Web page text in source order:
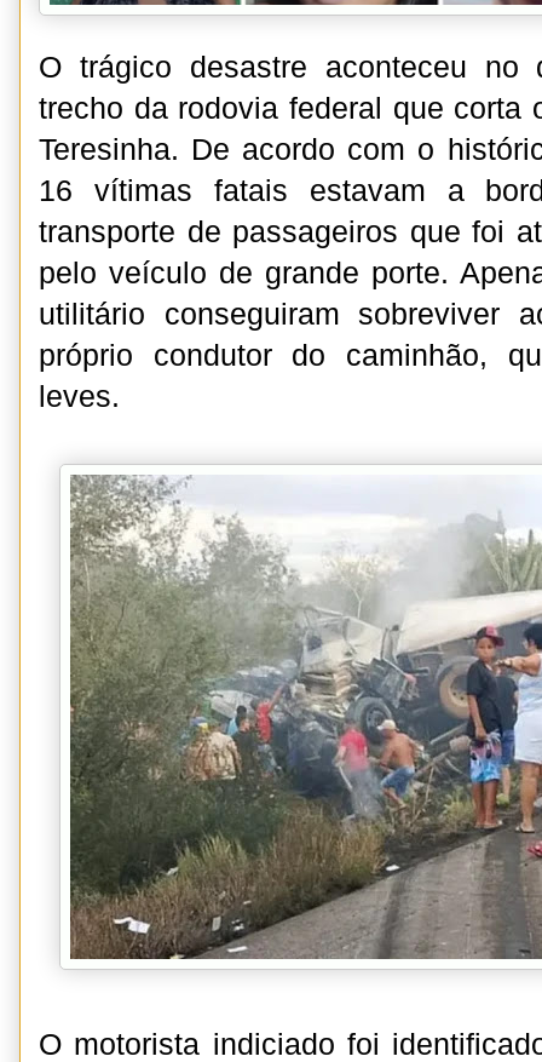
O trágico desastre aconteceu
trecho da rodovia federal que corta
Teresinha. De acordo com o
16 vítimas fatais estavam a
transporte de passageiros que foi
pelo veículo de grande porte.
utilitário conseguiram sobreviver
próprio condutor do caminhão,
leves.
O motorista indiciado foi